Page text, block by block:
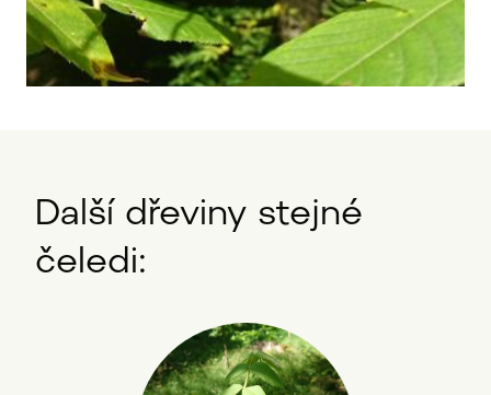
Další dřeviny stejné
čeledi: